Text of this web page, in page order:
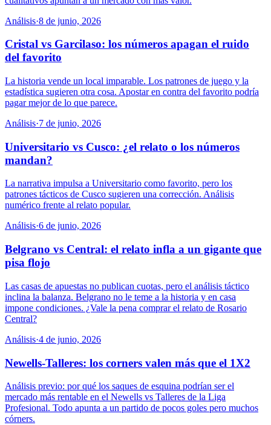
Análisis·8 de junio, 2026
Cristal vs Garcilaso: los números apagan el ruido
del favorito
La historia vende un local imparable. Los patrones de juego y la
estadística sugieren otra cosa. Apostar en contra del favorito podría
pagar mejor de lo que parece.
Análisis·7 de junio, 2026
Universitario vs Cusco: ¿el relato o los números
mandan?
La narrativa impulsa a Universitario como favorito, pero los
patrones tácticos de Cusco sugieren una corrección. Análisis
numérico frente al relato popular.
Análisis·6 de junio, 2026
Belgrano vs Central: el relato infla a un gigante que
pisa flojo
Las casas de apuestas no publican cuotas, pero el análisis táctico
inclina la balanza. Belgrano no le teme a la historia y en casa
impone condiciones. ¿Vale la pena comprar el relato de Rosario
Central?
Análisis·4 de junio, 2026
Newells-Talleres: los corners valen más que el 1X2
Análisis previo: por qué los saques de esquina podrían ser el
mercado más rentable en el Newells vs Talleres de la Liga
Profesional. Todo apunta a un partido de pocos goles pero muchos
córners.